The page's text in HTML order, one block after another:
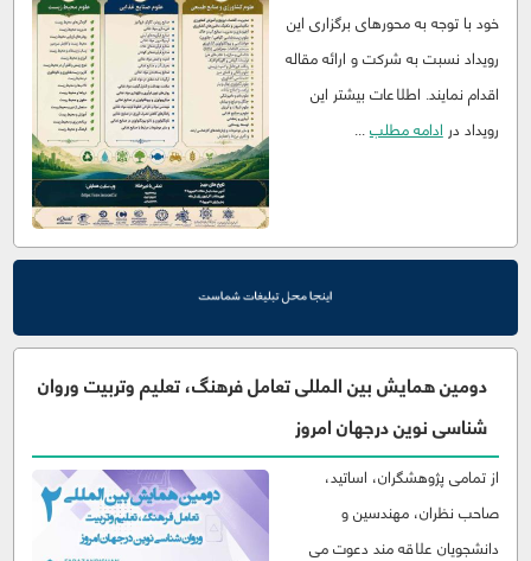
خود با توجه به محورهای برگزاری این
رویداد نسبت به شرکت و ارائه مقاله
اقدام نمایند. اطلاعات بیشتر این
رویداد در ادامه مطلب...
دومین همایش بین المللی تعامل فرهنگ، تعلیم وتربیت وروان
شناسی نوین درجهان امروز
از تمامی پژوهشگران، اساتید،
صاحب نظران، مهندسین و
دانشجویان علاقه مند دعوت می